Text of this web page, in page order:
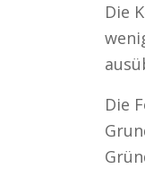
Die
Die